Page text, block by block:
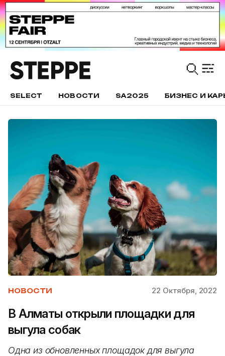
SELECT НОВОСТИ SA2025 БИЗНЕС И
НОВОСТИ 22 Октября, 2022
В Алматы открыли площадки для
выгула собак
Одна из обновленных площадок для выгула